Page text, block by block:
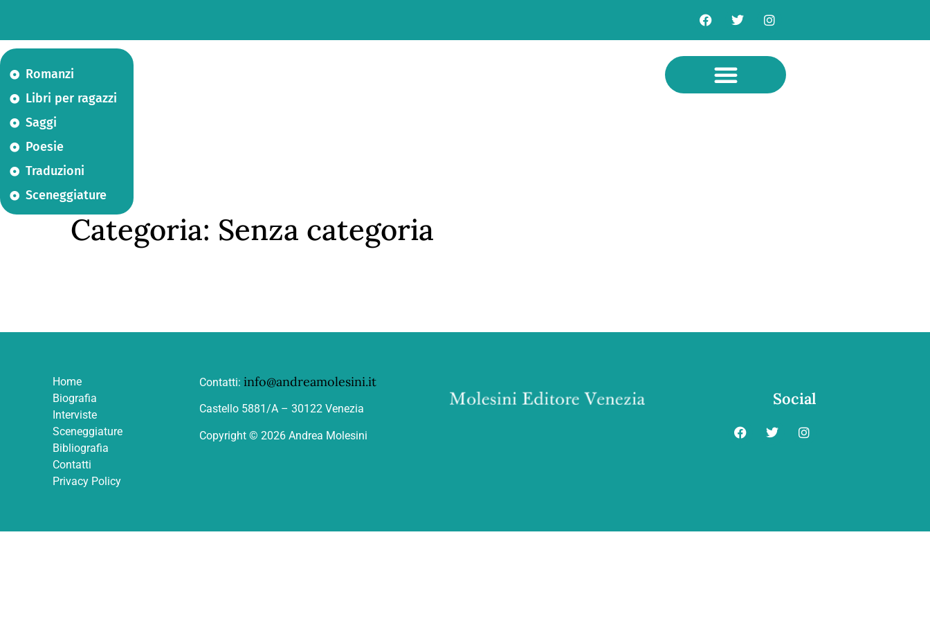
Romanzi
Libri per ragazzi
Saggi
Poesie
Traduzioni
Sceneggiature
Categoria: Senza categoria
Home
Biografia
Interviste
Sceneggiature
Bibliografia
Contatti
Privacy Policy
Contatti: info@andreamolesini.it
Castello 5881/A – 30122 Venezia
Copyright © 2026 Andrea Molesini
Social